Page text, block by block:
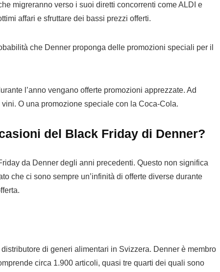
migreranno verso i suoi diretti concorrenti come ALDI e
affari e sfruttare dei bassi prezzi offerti.
che Denner proponga delle promozioni speciali per il
l’anno vengano offerte promozioni apprezzate. Ad
O una promozione speciale con la Coca-Cola.
del Black Friday di Denner?
da Denner degli anni precedenti. Questo non significa
che ci sono sempre un’infinità di offerte diverse durante
di generi alimentari in Svizzera. Denner è membro
circa 1.900 articoli, quasi tre quarti dei quali sono